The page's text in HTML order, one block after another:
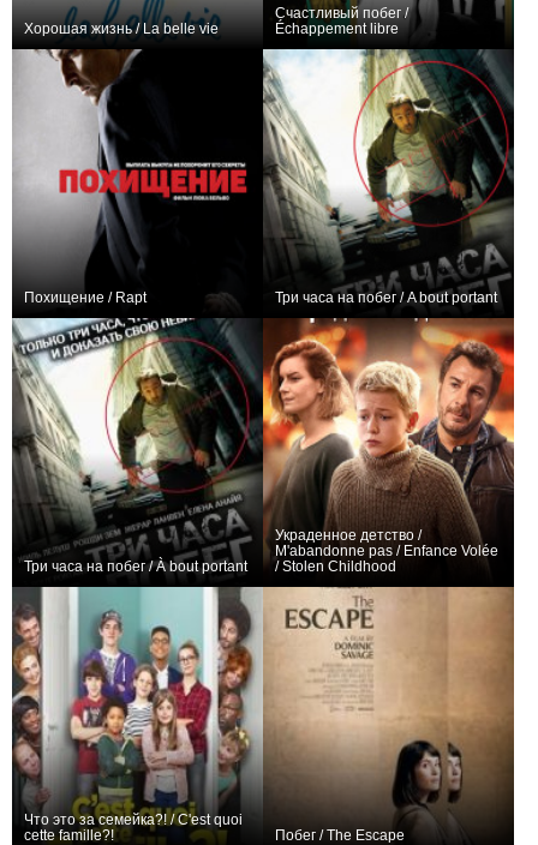
Хорошая жизнь / La belle vie
Счастливый побег /
Échappement libre
Похищение / Rapt Три часа на побег / A bout portant
Три часа на побег / À bout portant
Украденное детство /
M'abandonne pas / Enfance Volée
/ Stolen Childhood
Что это за семейка?! / C'est quoi
cette famille?!
Побег / The Escape